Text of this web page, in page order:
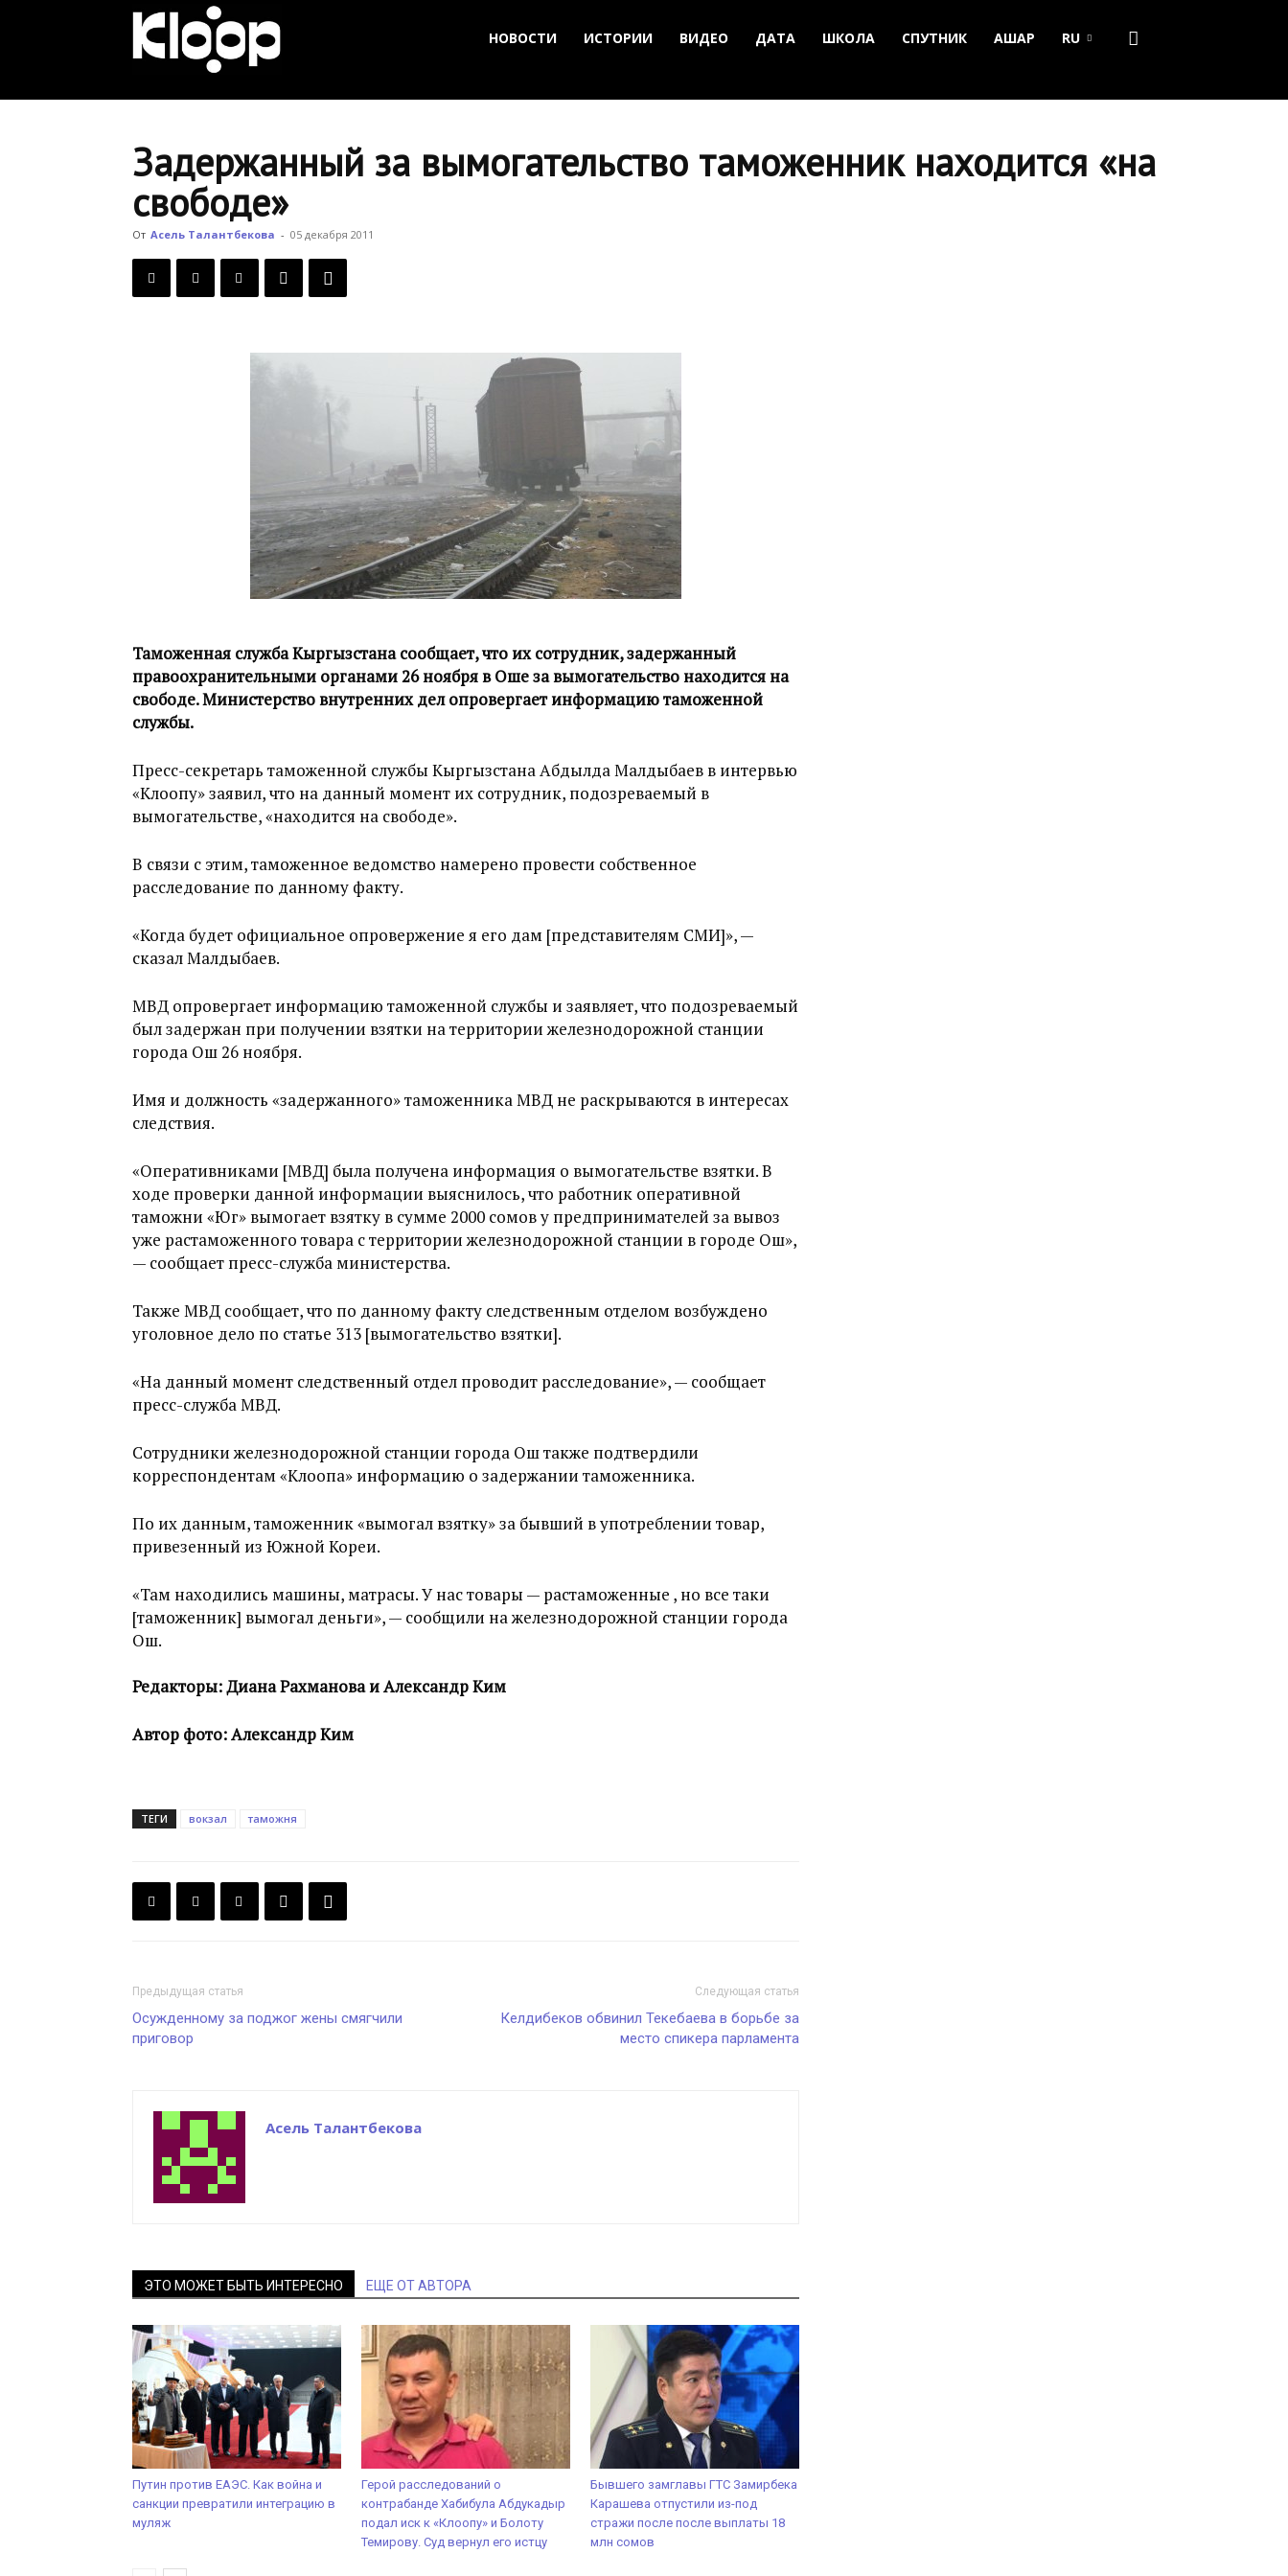
Новости
Кыргызстана
НОВОСТИ ИСТОРИИ ВИДЕО ДАТА ШКОЛА СПУТНИК АШАР RU
Задержанный за вымогательство таможенник находится «на
свободе»
От Асель Талантбекова - 05 декабря 2011
Таможенная служба Кыргызстана сообщает, что их сотрудник, задержанный
правоохранительными органами 26 ноября в Оше за вымогательство находится на
свободе. Министерство внутренних дел опровергает информацию таможенной
службы.
Пресс-секретарь таможенной службы Кыргызстана Абдылда Малдыбаев в интервью
«Клоопу» заявил, что на данный момент их сотрудник, подозреваемый в
вымогательстве, «находится на свободе».
В связи с этим, таможенное ведомство намерено провести собственное
расследование по данному факту.
«Когда будет официальное опровержение я его дам [представителям СМИ]», —
сказал Малдыбаев.
МВД опровергает информацию таможенной службы и заявляет, что подозреваемый
был задержан при получении взятки на территории железнодорожной станции
города Ош 26 ноября.
Имя и должность «задержанного» таможенника МВД не раскрываются в интересах
следствия.
«Оперативниками [МВД] была получена информация о вымогательстве взятки. В
ходе проверки данной информации выяснилось, что работник оперативной
таможни «Юг» вымогает взятку в сумме 2000 сомов у предпринимателей за вывоз
уже растаможенного товара с территории железнодорожной станции в городе Ош»,
— сообщает пресс-служба министерства.
Также МВД сообщает, что по данному факту следственным отделом возбуждено
уголовное дело по статье 313 [вымогательство взятки].
«На данный момент следственный отдел проводит расследование», — сообщает
пресс-служба МВД.
Сотрудники железнодорожной станции города Ош также подтвердили
корреспондентам «Клоопа» информацию о задержании таможенника.
По их данным, таможенник «вымогал взятку» за бывший в употреблении товар,
привезенный из Южной Кореи.
«Там находились машины, матрасы. У нас товары — растаможенные , но все таки
[таможенник] вымогал деньги», — сообщили на железнодорожной станции города
Ош.
Редакторы: Диана Рахманова и Александр Ким
Автор фото: Александр Ким
ТЕГИ вокзал таможня
Предыдущая статья
Осужденному за поджог жены смягчили
приговор
Следующая статья
Келдибеков обвинил Текебаева в борьбе за
место спикера парламента
Асель Талантбекова
ЭТО МОЖЕТ БЫТЬ ИНТЕРЕСНО ЕЩЕ ОТ АВТОРА
Путин против ЕАЭС. Как война и
санкции превратили интеграцию в
муляж
Герой расследований о
контрабанде Хабибула Абдукадыр
подал иск к «Клоопу» и Болоту
Темирову. Суд вернул его истцу
Бывшего замглавы ГТС Замирбека
Карашева отпустили из-под
стражи после после выплаты 18
млн сомов